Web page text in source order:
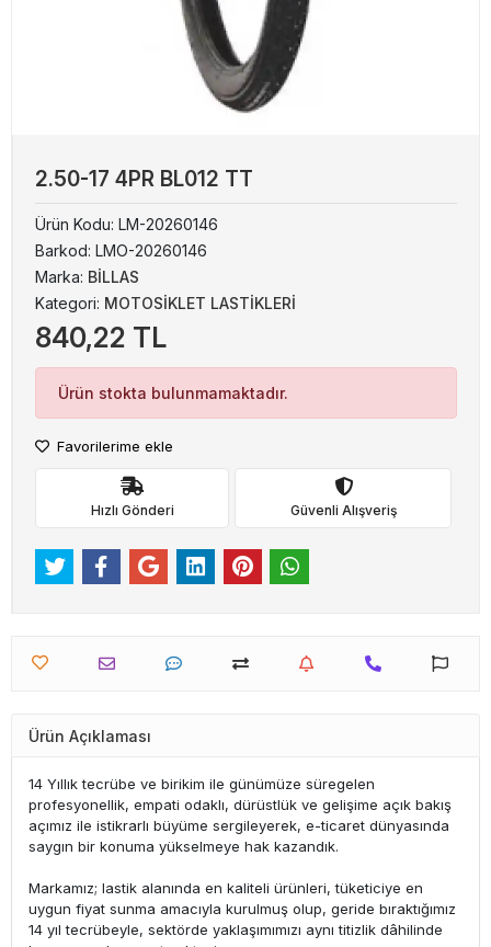
2.50-17 4PR BL012 TT
Ürün Kodu: LM-20260146
Barkod: LMO-20260146
Marka: BİLLAS
Kategori: MOTOSİKLET LASTİKLERİ
840,22 TL
Ürün stokta bulunmamaktadır.
Favorilerime ekle
Hızlı Gönderi Güvenli Alışveriş
Ürün Açıklaması
14 Yıllık tecrübe ve birikim ile günümüze süregelen
profesyonellik, empati odaklı, dürüstlük ve gelişime açık bakış
açımız ile istikrarlı büyüme sergileyerek, e-ticaret dünyasında
saygın bir konuma yükselmeye hak kazandık.
Markamız; lastik alanında en kaliteli ürünleri, tüketiciye en
uygun fiyat sunma amacıyla kurulmuş olup, geride bıraktığımız
14 yıl tecrübeyle, sektörde yaklaşımımızı aynı titizlik dâhilinde